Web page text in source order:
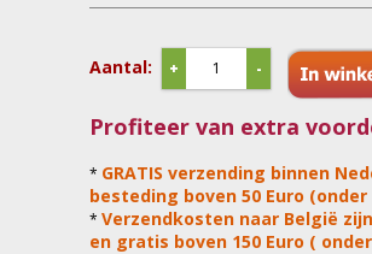
Aantal: + -
Profiteer van extra
* GRATIS verzending binnen
besteding boven 50 Euro (onder
* Verzendkosten naar België
en gratis boven 150 Euro (